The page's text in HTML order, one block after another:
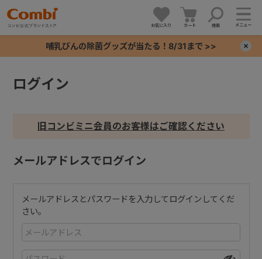
お気に入り カート 検索 メニュー
哺乳びんの除菌グッズが当たる！8/31まで >>
ログイン
旧コンビミニ会員のお客様はご確認ください
メールアドレスでログイン
メールアドレスとパスワードを入力してログインしてくだ
さい。